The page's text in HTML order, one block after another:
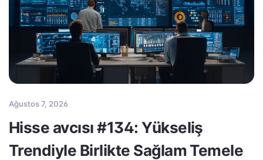
Ağustos 7, 2026
Hisse avcısı #134: Yükseliş
Trendiyle Birlikte Sağlam Temele